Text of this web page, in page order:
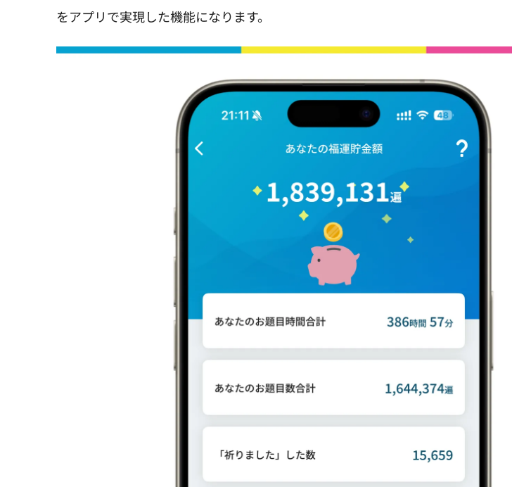
をアプリで実現した機能になります。